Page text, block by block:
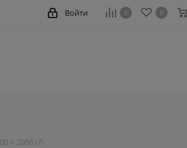
0 0
Войти
X 2000 (7)